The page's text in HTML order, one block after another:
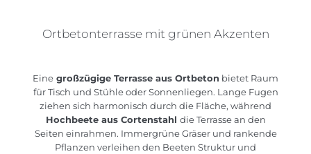
Ortbetonterrasse mit grünen Akzenten
Eine großzügige Terrasse aus Ortbeton bietet Raum
für Tisch und Stühle oder Sonnenliegen. Lange Fugen
ziehen sich harmonisch durch die Fläche, während
Hochbeete aus Cortenstahl die Terrasse an den
Seiten einrahmen. Immergrüne Gräser und rankende
Pflanzen verleihen den Beeten Struktur und